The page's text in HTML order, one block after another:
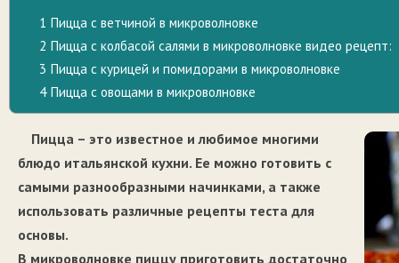
1 Пицца с ветчиной в микроволновке
2 Пицца с колбасой салями в микроволновке видео рецепт:
3 Пицца с курицей и помидорами в микроволновке
4Пицца с овощами в микроволновке
Пицца – это известное и любимое многими
блюдо итальянской кухни. Ее можно готовить с
самыми разнообразными начинками, а также
использовать различные рецепты теста для
основы.
В микроволновке пиццу приготовить достаточно